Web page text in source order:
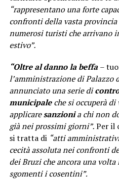
“rappresentano una forte
confronti della vasta
numerosi turisti che arrivano
estivo”.
“Oltre al danno la beffa –
l’amministrazione di Palazzo
annunciato una serie di
municipaleche si occuperà
applicaresanzionia chi non
già nei prossimi giorni”.Per il
si tratta di “atti
cecità assoluta nei confronti
dei Bruzi che ancora una
sgomenti i cosentini”.